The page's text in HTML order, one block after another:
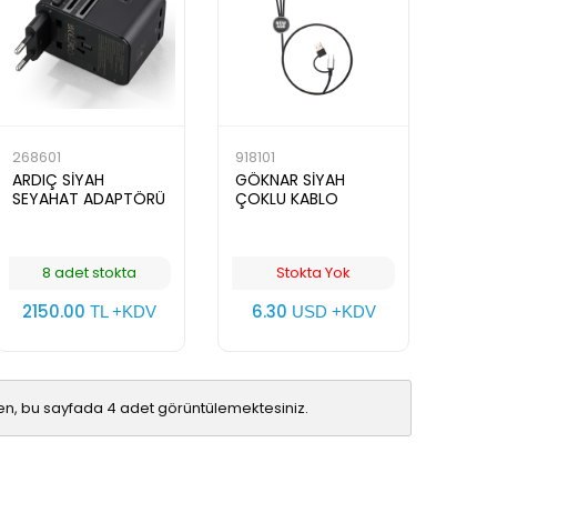
268601
ARDIÇ SİYAH
SEYAHAT ADAPTÖRÜ
8 adet stokta
2150.00TL +KDV
918101
GÖKNAR SİYAH
ÇOKLU KABLO
Stokta Yok
6.30 USD +KDV
bu sayfada 4 adet görüntülemektesiniz.